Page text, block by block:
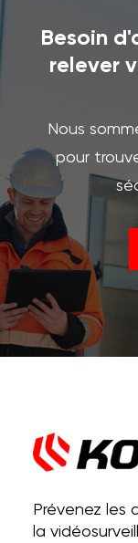
Besoin
relever
Nous
pour
Prévenez les
la